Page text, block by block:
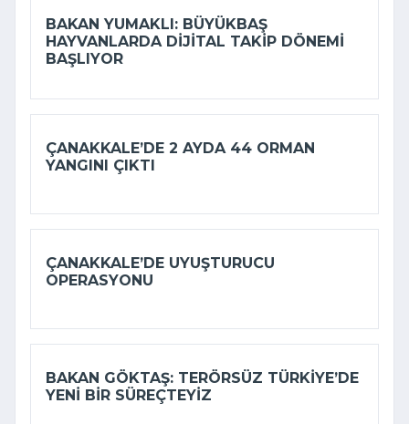
BAKAN YUMAKLI: BÜYÜKBAŞ
HAYVANLARDA DIJITAL TAKIP DÖNEMI
BAŞLIYOR
ÇANAKKALE’DE 2 AYDA 44 ORMAN
YANGINI ÇIKTI
ÇANAKKALE’DE UYUŞTURUCU
OPERASYONU
BAKAN GÖKTAŞ: TERÖRSÜZ TÜRKIYE’DE
YENI BIR SÜREÇTEYIZ